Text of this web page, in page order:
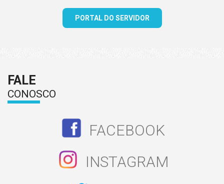
PORTAL DO SERVIDOR
FALE
CONOSCO
FACEBOOK
INSTAGRAM